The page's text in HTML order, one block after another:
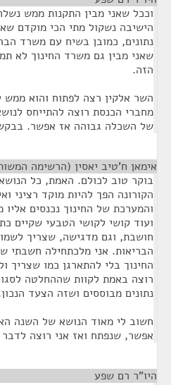
וככל שאני מבין התקנות ממש
הישיבה נשקול מתי הכי מוקדם
נתונים, כמובן בשיח עם משרד
שאני מבין גם משרד החינוך לא
הזה.
השר אלקין רצה לפתוח והוא
מחברי הכנסת רוצה להתייחס
של השכלה גבוהה אז אפשר.
אימאן ח'טיב יאסין (הרשימה
בוקר טוב לכולם. האמת, כל
הקורונה הפך להיות מוקד רציני
והמערכת של החינוך נכנסים
ועוד קושי לקושי הטבעי שקיים
חושבת, וגם מדגישה, שצריך
הבריאות. אני מלכתחילה חשבתי
החינוך בלי להתארגן כמו שצריך
רוצה באמת לקוות שההחלטה
נתונים מבוססים ושזה הצעד
חשוב לי מאוד הנושא של השנה
אפשר, שנפתח ואז אני רוצה
היו"ר רם שפע